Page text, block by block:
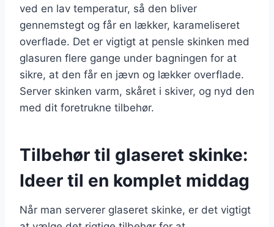
ved en lav temperatur, så den bliver
gennemstegt og får en lækker, karameliseret
overflade. Det er vigtigt at pensle skinken med
glasuren flere gange under bagningen for at
sikre, at den får en jævn og lækker overflade.
Server skinken varm, skåret i skiver, og nyd den
med dit foretrukne tilbehør.
Tilbehør til glaseret skinke:
Ideer til en komplet middag
Når man serverer glaseret skinke, er det vigtigt